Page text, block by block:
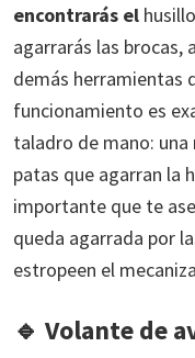
encontrarás el
agarrarás las brocas,
demás herramientas
funcionamiento es
taladro de mano:
patas que agarran la
importante que te
queda agarrada por
estropeen el
🔹 Volante de